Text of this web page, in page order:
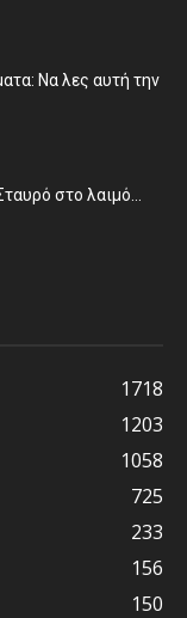
Να λες αυτή την
στο λαιμό…
1718
1203
1058
725
233
156
150